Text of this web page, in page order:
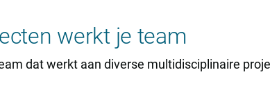
werkt je team
dat werkt aan diverse multidisciplinaire